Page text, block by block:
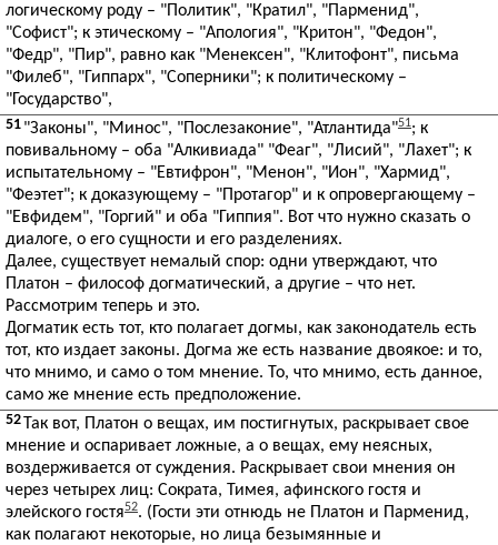
логическому роду – "Политик", "Кратил", "Парменид",
"Софист"; к этическому – "Апология", "Критон", "Федон",
"Федр", "Пир", равно как "Менексен", "Клитофонт", письма
"Филеб", "Гиппарх", "Соперники"; к политическому –
"Государство",
51 "Законы", "Минос", "Послезаконие", "Атлантида"51; к
повивальному – оба "Алкивиада" "Феаг", "Лисий", "Лахет"; к
испытательному – "Евтифрон", "Менон", "Ион", "Хармид",
"Феэтет"; к доказующему – "Протагор" и к опровергающему –
"Евфидем", "Горгий" и оба "Гиппия". Вот что нужно сказать о
диалоге, о его сущности и его разделениях.
Далее, существует немалый спор: одни утверждают, что
Платон – философ догматический, а другие – что нет.
Рассмотрим теперь и это.
Догматик есть тот, кто полагает догмы, как законодатель есть
тот, кто издает законы. Догма же есть название двоякое: и то,
что мнимо, и само о том мнение. То, что мнимо, есть данное,
само же мнение есть предположение.
52 Так вот, Платон о вещах, им постигнутых, раскрывает свое
мнение и оспаривает ложные, а о вещах, ему неясных,
воздерживается от суждения. Раскрывает свои мнения он
через четырех лиц: Сократа, Тимея, афинского гостя и
элейского гостя52. (Гости эти отнюдь не Платон и Парменид,
как полагают некоторые, но лица безымянные и